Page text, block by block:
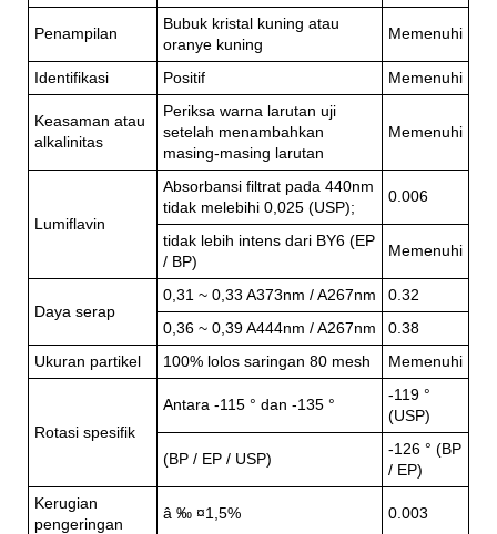
Penampilan
Bubuk kristal kuning atau
oranye kuning
Memenuhi
Identifikasi Positif Memenuhi
Keasaman atau
alkalinitas
Periksa warna larutan uji
setelah menambahkan
masing-masing larutan
Memenuhi
Lumiflavin
Absorbansi filtrat pada 440nm
tidak melebihi 0,025 (USP);
0.006
tidak lebih intens dari BY6 (EP
/ BP)
Memenuhi
Daya serap
0,31 ~ 0,33 A373nm / A267nm
0.32
0,36 ~ 0,39 A444nm / A267nm
0.38
Ukuran partikel
100% lolos saringan 80 mesh Memenuhi
Rotasi spesifik
Antara -115 ° dan -135 °
-119 °
(USP)
(BP / EP / USP)
-126 ° (BP
/ EP)
Kerugian
pengeringan
â ‰ ¤1,5% 0.003